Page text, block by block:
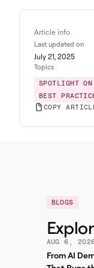
Article info
Last updated on
July 21, 2025
Topics
SPOTLIGHT ON
BEST
COPY
BLOGS
AUG 6,
From AI